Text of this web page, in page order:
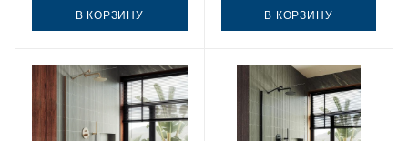
В КОРЗИНУ В КОРЗИНУ